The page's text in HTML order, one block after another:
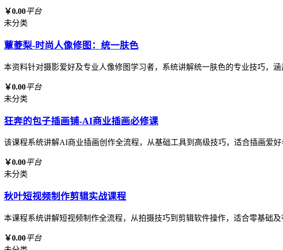
￥0.00平台
未分类
蕈菱梨-时尚人像修图：统一肤色
本资料针对摄影爱好及专业人像修图学习者，系统讲解统一肤色的专业技巧，
￥0.00平台
未分类
狂奔的包子插画铺-AI商业插画必修课
该课程系统讲解AI商业插画创作全流程，从基础工具到高级技巧，适合插画爱
￥0.00平台
未分类
秋叶短视频制作剪辑实战课程
本课程系统讲解短视频制作全流程，从拍摄技巧到剪辑软件操作，适合零基础
￥0.00平台